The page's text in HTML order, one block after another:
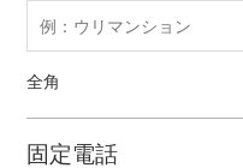
全角
固定電話